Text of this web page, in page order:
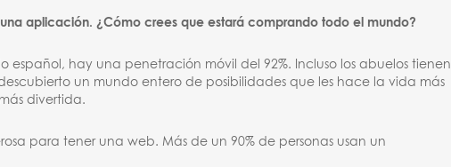
aplicación. ¿Cómo crees que estará comprando todo el mundo?
español, hay una penetración móvil del 92%. Incluso los abuelos tienen
un mundo entero de posibilidades que les hace la vida más
divertida.
para tener una web. Más de un 90% de personas usan un